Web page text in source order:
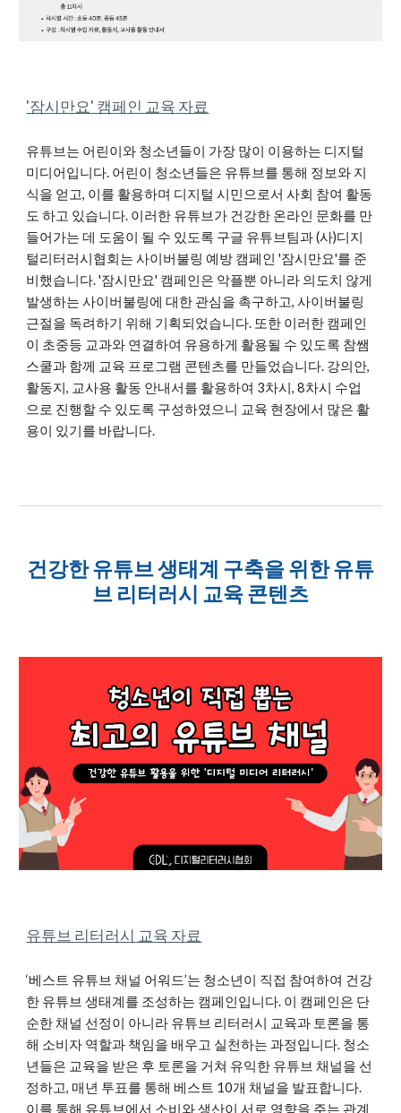
'잠시만요' 캠페인 교육 자료
유튜브는 어린이와 청소년들이 가장 많이 이용하는 디지털
미디어입니다. 어린이 청소년들은 유튜브를 통해 정보와 지
식을 얻고, 이를 활용하며 디지털 시민으로서 사회 참여 활동
도 하고 있습니다. 이러한 유튜브가 건강한 온라인 문화를 만
들어가는 데 도움이 될 수 있도록 구글 유튜브팀과 (사)디지
털리터러시협회는 사이버불링 예방 캠페인 '잠시만요'를 준
비했습니다. '잠시만요' 캠페인은 악플뿐 아니라 의도치 않게
발생하는 사이버불링에 대한 관심을 촉구하고, 사이버불링
근절을 독려하기 위해 기획되었습니다. 또한 이러한 캠페인
이 초중등 교과와 연결하여 유용하게 활용될 수 있도록 참쌤
스쿨과 함께 교육 프로그램 콘텐츠를 만들었습니다. 강의안,
활동지, 교사용 활동 안내서를 활용하여 3차시, 8차시 수업
으로 진행할 수 있도록 구성하였으니 교육 현장에서 많은 활
용이 있기를 바랍니다.
건강한 유튜브 생태계 구축을 위한 유튜
브 리터러시 교육 콘텐츠
유튜브 리터러시 교육 자료
‘베스트 유튜브 채널 어워드’는 청소년이 직접 참여하여 건강
한 유튜브 생태계를 조성하는 캠페인입니다. 이 캠페인은 단
순한 채널 선정이 아니라 유튜브 리터러시 교육과 토론을 통
해 소비자 역할과 책임을 배우고 실천하는 과정입니다. 청소
년들은 교육을 받은 후 토론을 거쳐 유익한 유튜브 채널을 선
정하고, 매년 투표를 통해 베스트 10개 채널을 발표합니다.
이를 통해 유튜브에서 소비와 생산이 서로 영향을 주는 관계